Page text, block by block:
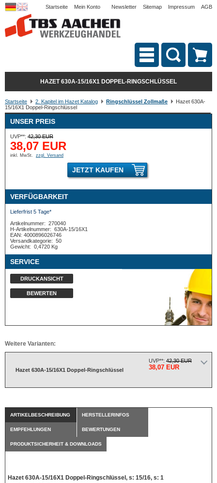
Startseite Mein Konto Newsletter Sitemap Impressum AGB
HAZET 630A-15/16X1 DOPPEL-RINGSCHLÜSSEL
Startseite 2. Kapitel im Hazet Katalog Ringschlüssel Zollmaße
Hazet 630A-
15/16X1 Doppel-Ringschlüssel
UNSER PREIS
UVP**: 42,30 EUR
38,07 EUR
inkl. MwSt. zzgl. Versand
JETZT KAUFEN
VERFÜGBARKEIT
Lieferfrist 5 Tage*
Artikelnummer: 270040
H-Artikelnummer: 630A-15/16X1
EAN: 4000896026746
Versandkategorie: 50
Gewicht: 0,4720 Kg
SERVICE
DRUCKANSICHT
BEWERTEN
Weitere Varianten:
Hazet 630A-15/16X1 Doppel-Ringschlüssel
UVP**: 42,30 EUR
38,07 EUR
ARTIKELBESCHREIBUNG HERSTELLERINFOS
EMPFEHLUNGEN BEWERTUNGEN
PRODUKTSICHERHEIT & DOWNLOADS
Hazet 630A-15/16X1 Doppel-Ringschlüssel, s: 15/16, s: 1